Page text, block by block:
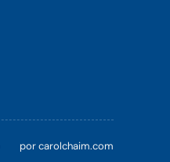
por carolchaim.com